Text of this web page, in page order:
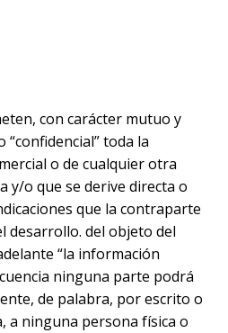
con carácter mutuo y
toda la
o de cualquier otra
y/o que se derive directa o
que la contraparte
desarrollo. del objeto del
“la información
ninguna parte podrá
de palabra, por escrito o
a ninguna persona física o